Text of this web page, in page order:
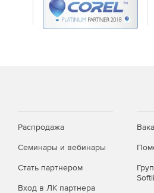
Распродажа
Семинары и вебинары
Стать партнером
Вход в ЛК партнера